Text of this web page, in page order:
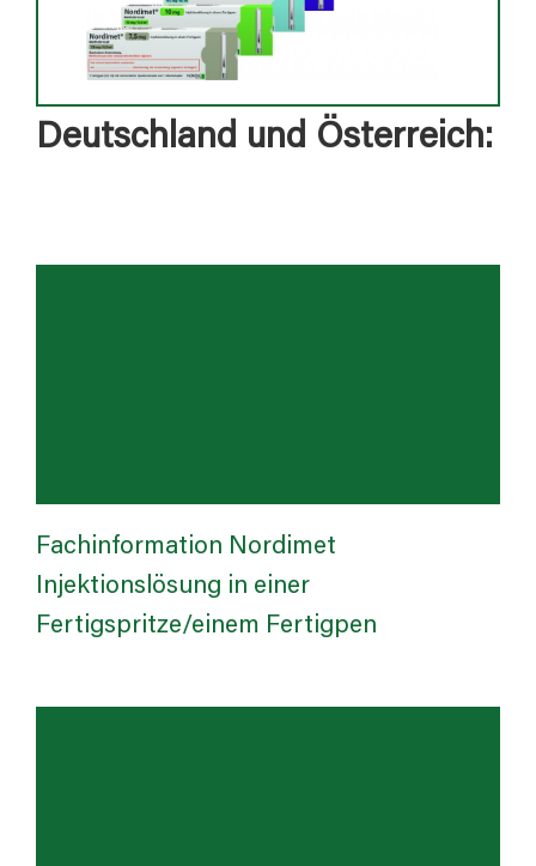
Deutschland und Österreich:
Fachinformation Nordimet
Injektionslösung in einer
Fertigspritze/einem Fertigpen